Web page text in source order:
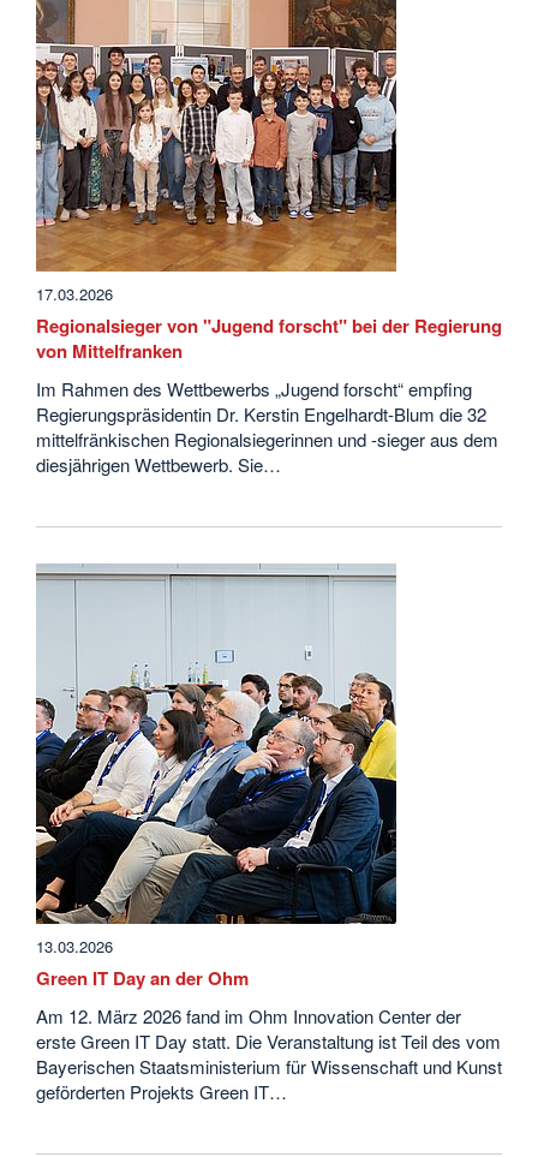
17.03.2026
Regionalsieger von "Jugend forscht" bei der Regierung
von Mittelfranken
Im Rahmen des Wettbewerbs „Jugend forscht“ empfing
Regierungspräsidentin Dr. Kerstin Engelhardt-Blum die 32
mittelfränkischen Regionalsiegerinnen und -sieger aus dem
diesjährigen Wettbewerb. Sie…
13.03.2026
Green IT Day an der Ohm
Am 12. März 2026 fand im Ohm Innovation Center der
erste Green IT Day statt. Die Veranstaltung ist Teil des vom
Bayerischen Staatsministerium für Wissenschaft und Kunst
geförderten Projekts Green IT…